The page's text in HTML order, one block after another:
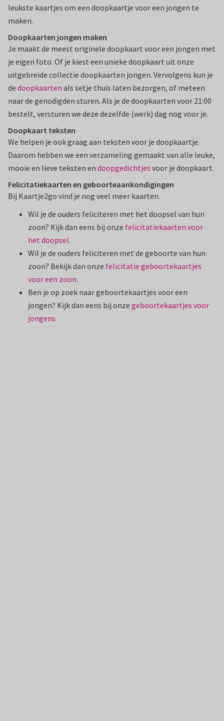
leukste kaartjes om een doopkaartje voor een jongen te
maken.
Doopkaarten jongen maken
Je maakt de meest originele doopkaart voor een jongen met
je eigen foto. Of je kiest een unieke doopkaart uit onze
uitgebreide collectie doopkaarten jongen. Vervolgens kun je
de doopkaarten als setje thuis laten bezorgen, of meteen
naar de genodigden sturen. Als je de doopkaarten voor 21:00
bestelt, versturen we deze dezelfde (werk) dag nog voor je.
Doopkaart teksten
We helpen je ook graag aan teksten voor je doopkaartje.
Daarom hebben we een verzameling gemaakt van alle leuke,
mooie en lieve teksten en doopgedichtjes voor je doopkaart.
Felicitatiekaarten en geboorteaankondigingen
Bij Kaartje2go vind je nog veel meer kaarten.
Wil je de ouders feliciteren met het doopsel van hun
zoon? Kijk dan eens bij onze felicitatiekaarten voor
het doopsel.
Wil je de ouders feliciteren met de geboorte van hun
zoon? Bekijk dan onze felicitatie geboortekaartjes
voor een zoon.
Ben je op zoek naar geboortekaartjes voor een
jongen? Kijk dan eens bij onze geboortekaartjes voor
jongens